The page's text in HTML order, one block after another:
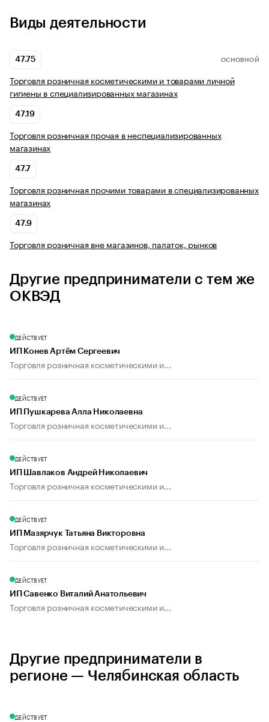
Виды деятельности
47.75 ОСНОВНОЙ
Торговля розничная косметическими и товарами личной
гигиены в специализированных магазинах
47.19
Торговля розничная прочая в неспециализированных
магазинах
47.7
Торговля розничная прочими товарами в специализированных
магазинах
47.9
Торговля розничная вне магазинов, палаток, рынков
Другие предприниматели с тем же
ОКВЭД
ДЕЙСТВУЕТ
ИП Конев Артём Сергеевич
Торговля розничная косметическими и...
ДЕЙСТВУЕТ
ИП Пушкарева Алла Николаевна
Торговля розничная косметическими и...
ДЕЙСТВУЕТ
ИП Шавлаков Андрей Николаевич
Торговля розничная косметическими и...
ДЕЙСТВУЕТ
ИП Мазярчук Татьяна Викторовна
Торговля розничная косметическими и...
ДЕЙСТВУЕТ
ИП Савенко Виталий Анатольевич
Торговля розничная косметическими и...
Другие предприниматели в
регионе — Челябинская область
ДЕЙСТВУЕТ